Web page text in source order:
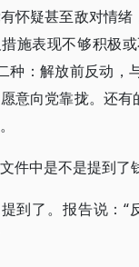
怀疑甚至敌对情
施表现不够积极
：解放前反动，
意向党靠拢。还
件中是不是提到了
到了。报告说：“